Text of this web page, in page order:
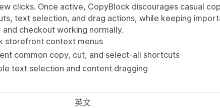
clicks. Once active, CopyBlock discourages casual
text selection, and drag actions, while keeping
and checkout working normally.
storefront context menus
common copy, cut, and select-all shortcuts
text selection and content dragging
英文